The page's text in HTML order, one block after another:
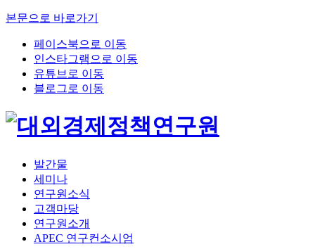
본문으로 바로가기
페이스북으로 이동
인스타그램으로 이동
유튜브로 이동
블로그로 이동
발간물
세미나
연구원소식
고객마당
연구원소개
APEC 연구컨소시엄